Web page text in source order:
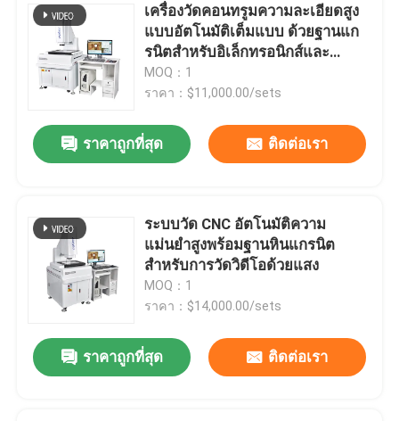
เครื่องวัดคอนทรูมความละเอียดสูง
แบบอัตโนมัติเต็มแบบ ด้วยฐานแก
รนิตสําหรับอิเล็กทรอนิกส์และ
พลาสติก
MOQ：1
ราคา：$11,000.00/sets
ราคาถูกที่สุด ติดต่อเรา
ระบบวัด CNC อัตโนมัติความ
แม่นยำสูงพร้อมฐานหินแกรนิต
สำหรับการวัดวิดีโอด้วยแสง
MOQ：1
ราคา：$14,000.00/sets
ราคาถูกที่สุด ติดต่อเรา